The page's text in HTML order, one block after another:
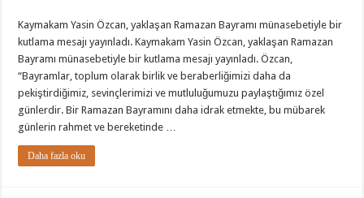
Kaymakam Yasin Özcan, yaklaşan Ramazan Bayramı münasebetiyle bir
kutlama mesajı yayınladı. Kaymakam Yasin Özcan, yaklaşan Ramazan
Bayramı münasebetiyle bir kutlama mesajı yayınladı. Özcan,
“Bayramlar, toplum olarak birlik ve beraberliğimizi daha da
pekiştirdiğimiz, sevinçlerimizi ve mutluluğumuzu paylaştığımız özel
günlerdir. Bir Ramazan Bayramını daha idrak etmekte, bu mübarek
günlerin rahmet ve bereketinde …
Daha fazla oku